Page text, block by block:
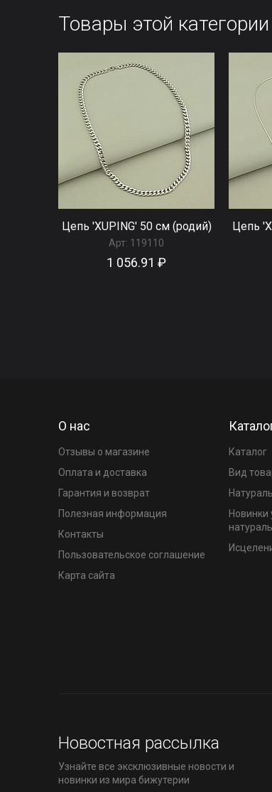
Товары этой категории
Цепь 'XUPING' 50 см (родий)
Арт: 119110
1 056.91 ₽
Цепь
О нас
Отзывы о магазине
Оплата и доставка
Гарантия и возврат
Полезная информация
Контакты
Пользовательское соглашение
Карта сайта
Каталог
Вид
Новинки
Новостная рассылка
Узнайте все эксклюзивные новости и
новинки из мира бижутерии